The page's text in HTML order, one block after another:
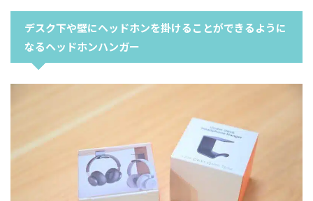
デスク下や壁にヘッドホンを掛けることができるように
なるヘッドホンハンガー